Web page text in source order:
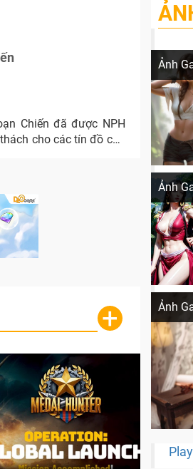
Chiến đã được NPH
cho các tín đồ của
+
Ảnh
Ảnh
Khi
Ảnh